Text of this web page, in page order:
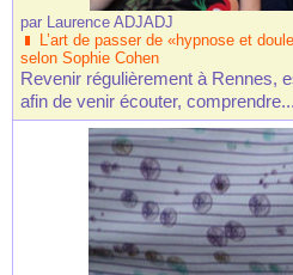
par Laurence ADJADJ
L’art de passer de «hypnose et
selon Sophie Cohen
Revenir régulièrement à Rennes,
afin de venir écouter, comprendre...